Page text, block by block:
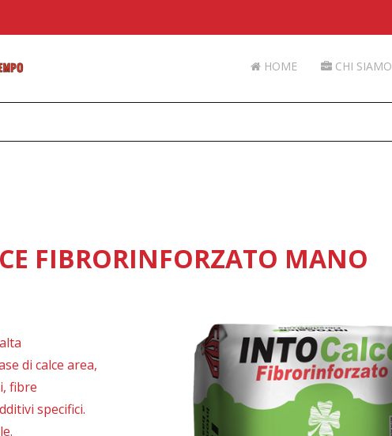
HOME CHI SIAMO
FIBRORINFORZATO MANO
di calce area,
fibre
specifici.